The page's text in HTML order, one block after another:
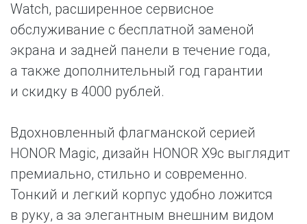
Watch, расширенное сервисное
обслуживание с бесплатной заменой
экрана и задней панели в течение года,
а также дополнительный год гарантии
и скидку в 4000 рублей.
Вдохновленный флагманской серией
HONOR Magic, дизайн HONOR X9c выглядит
премиально, стильно и современно.
Тонкий и легкий корпус удобно ложится
в руку, а за элегантным внешним видом